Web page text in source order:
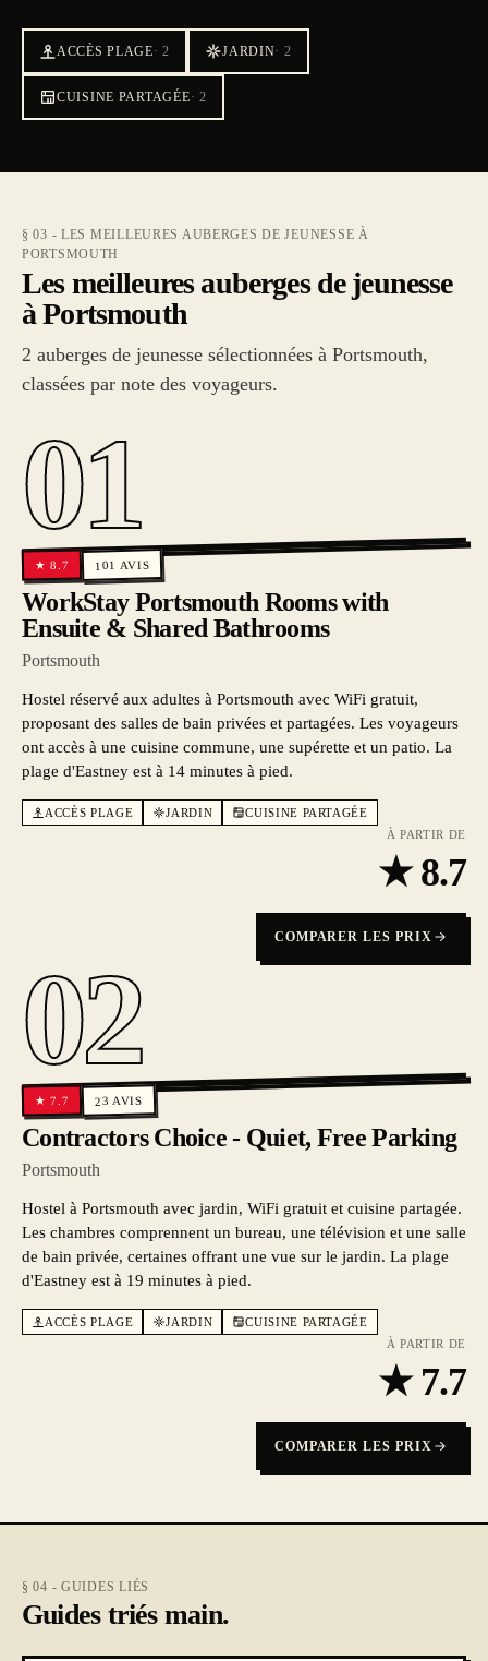
ACCÈS PLAGE·2 JARDIN· 2
CUISINE PARTAGÉE· 2
§ 03 - LES MEILLEURES AUBERGES DE JEUNESSE À
PORTSMOUTH
Les meilleures auberges de jeunesse
à Portsmouth
2 auberges de jeunesse sélectionnées à Portsmouth,
classées par note des voyageurs.
01
★8.7 101 AVIS
WorkStay Portsmouth Rooms with
Ensuite & Shared Bathrooms
Portsmouth
Hostel réservé aux adultes à Portsmouth avec WiFi gratuit,
proposant des salles de bain privées et partagées. Les voyageurs
ont accès à une cuisine commune, une supérette et un patio. La
plage d'Eastney est à 14 minutes à pied.
ACCÈS PLAGE JARDIN
CUISINE PARTAGÉE
À PARTIR DE
★8.7
COMPARER LES PRIX
02
★7.7 23 AVIS
Contractors Choice - Quiet, Free Parking
Portsmouth
Hostel à Portsmouth avec jardin, WiFi gratuit et cuisine partagée.
Les chambres comprennent un bureau, une télévision et une salle
de bain privée, certaines offrant une vue sur le jardin. La plage
d'Eastney est à 19 minutes à pied.
ACCÈS PLAGE JARDIN
CUISINE PARTAGÉE
À PARTIR DE
★ 7.7
COMPARER LES PRIX
§ 04 - GUIDES LIÉS
Guides triés main.